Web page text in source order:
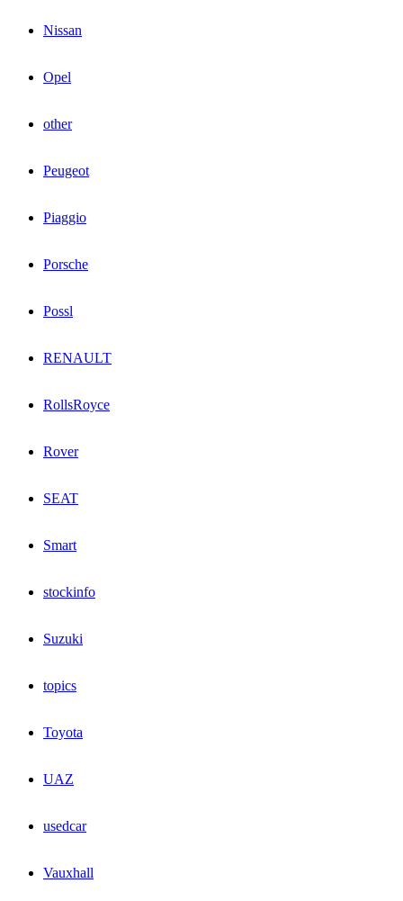
Nissan
Opel
other
Peugeot
Piaggio
Porsche
Possl
RENAULT
RollsRoyce
Rover
SEAT
Smart
stockinfo
Suzuki
topics
Toyota
UAZ
usedcar
Vauxhall